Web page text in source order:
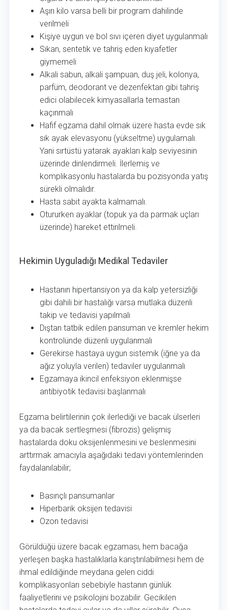
Aşırı kilo varsa belli bir program dahilinde
verilmeli
Kişiye uygun ve bol sıvı içeren diyet uygulanmalı
Sıkan, sentetik ve tahriş eden kıyafetler
giymemeli
Alkali sabun, alkali şampuan, duş jeli, kolonya,
parfüm, deodorant ve dezenfektan gibi tahriş
edici olabilecek kimyasallarla temastan
kaçınmalı
Hafif egzama dahil olmak üzere hasta evde sık
sık ayak elevasyonu (yükseltme) uygulamalı.
Yani sırtüstü yatarak ayakları kalp seviyesinin
üzerinde dinlendirmeli. İlerlemiş ve
komplikasyonlu hastalarda bu pozisyonda yatış
sürekli olmalıdır.
Hasta sabit ayakta kalmamalı.
Otururken ayaklar (topuk ya da parmak uçları
üzerinde) hareket ettirilmeli.
Hekimin Uyguladığı Medikal Tedaviler
Hastanın hipertansiyon ya da kalp yetersizliği
gibi dahili bir hastalığı varsa mutlaka düzenli
takip ve tedavisi yapılmalı
Dıştan tatbik edilen pansuman ve kremler hekim
kontrolünde düzenli uygulanmalı
Gerekirse hastaya uygun sistemik (iğne ya da
ağız yoluyla verilen) tedaviler uygulanmalı
Egzamaya ikincil enfeksiyon eklenmişse
antibiyotik tedavisi başlanmalı
Egzama belirtilerinin çok ilerlediği ve bacak ülserleri
ya da bacak sertleşmesi (fibrozis) gelişmiş
hastalarda doku oksijenlenmesini ve beslenmesini
arttırmak amacıyla aşağıdaki tedavi yöntemlerinden
faydalanılabilir;
Basınçlı pansumanlar
Hiperbarik oksijen tedavisi
Ozon tedavisi
Görüldüğü üzere bacak egzaması, hem bacağa
yerleşen başka hastalıklarla karıştırılabilmesi hem de
ihmal edildiğinde meydana gelen ciddi
komplikasyonları sebebiyle hastanın günlük
faaliyetlerini ve psikolojini bozabilir. Gecikilen